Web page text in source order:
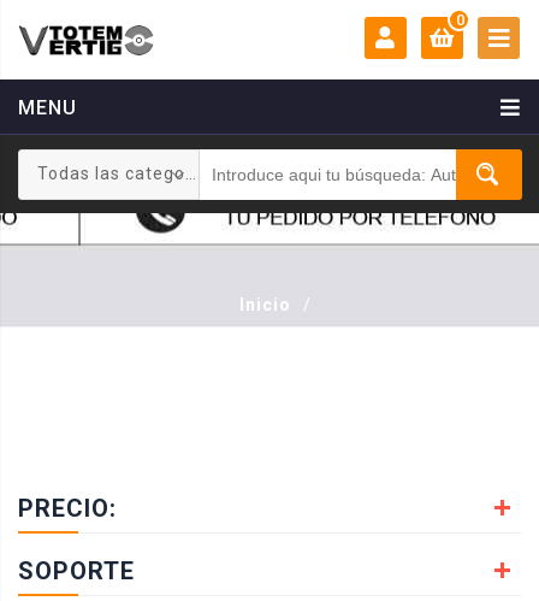
MENU
Todas las categorias
MI CUENTA:
Login
Registrarse
0
0 €
Inicio /
PRECIO:
SOPORTE